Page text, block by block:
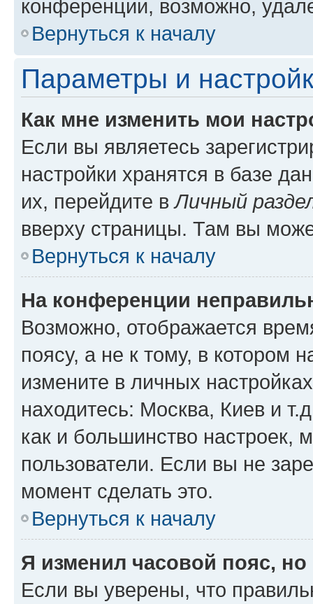
конференции, возможно,
Вернуться к началу
Параметры и
Как мне изменить мои
Если вы являетесь
настройки хранятся в базе
их, перейдите вЛичный
вверху страницы. Там вы
Вернуться к началу
На конференции
Возможно, отображается
поясу, а не к тому, в котором
измените в личных
находитесь: Москва, Киев и
как и большинство настроек,
пользователи. Если вы не
момент сделать это.
Вернуться к началу
Я изменил часовой пояс,
Если вы уверены, что